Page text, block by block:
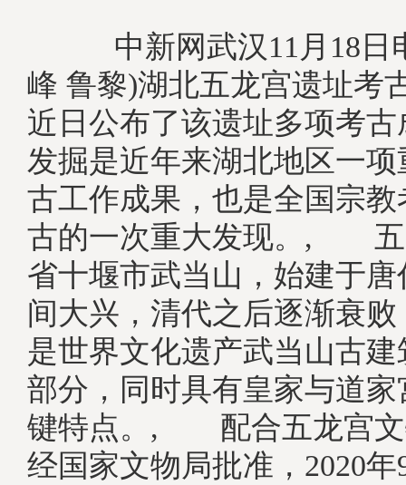
中新网武汉11月18日
峰 鲁黎)湖北五龙宫遗址考
近日公布了该遗址多项考
发掘是近年来湖北地区一
古工作成果，也是全国宗
古的一次重大发现。, 五
省十堰市武当山，始建于
间大兴，清代之后逐渐衰
是世界文化遗产武当山古
部分，同时具有皇家与道
键特点。, 配合五龙宫文
经国家文物局批准，2020